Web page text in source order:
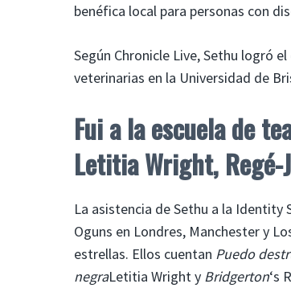
benéfica local para personas con
Según Chronicle Live, Sethu logró
veterinarias en la Universidad de
Fui a la escuela de
Letitia Wright, Regé-
La asistencia de Sethu a la Identity
Oguns en Londres, Manchester y
estrellas. Ellos cuentan Puedo
negraLetitia Wright y Bridgerton‘s